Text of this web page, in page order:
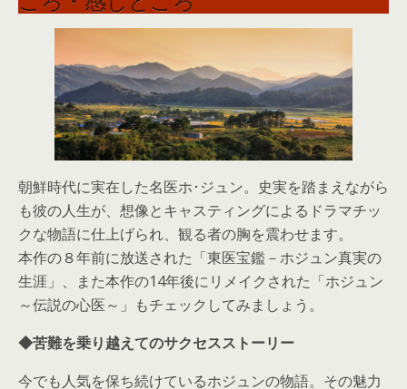
朝鮮時代に実在した名医ホ･ジュン。史実を踏まえながら
も彼の人生が、想像とキャスティングによるドラマチッ
クな物語に仕上げられ、観る者の胸を震わせます。
本作の８年前に放送された「東医宝鑑－ホジュン真実の
生涯」、また本作の14年後にリメイクされた「ホジュン
～伝説の心医～」もチェックしてみましょう。
◆苦難を乗り越えてのサクセスストーリー
今でも人気を保ち続けているホジュンの物語。その魅力